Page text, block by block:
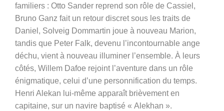
familiers : Otto Sander reprend son rôle de Cassiel,
Bruno Ganz fait un retour discret sous les traits de
Daniel, Solveig Dommartin joue à nouveau Marion,
tandis que Peter Falk, devenu l’incontournable ange
déchu, vient à nouveau illuminer l’ensemble. À leurs
côtés, Willem Dafoe rejoint l’aventure dans un rôle
énigmatique, celui d’une personnification du temps.
Henri Alekan lui-même apparaît brièvement en
capitaine, sur un navire baptisé « Alekhan ».